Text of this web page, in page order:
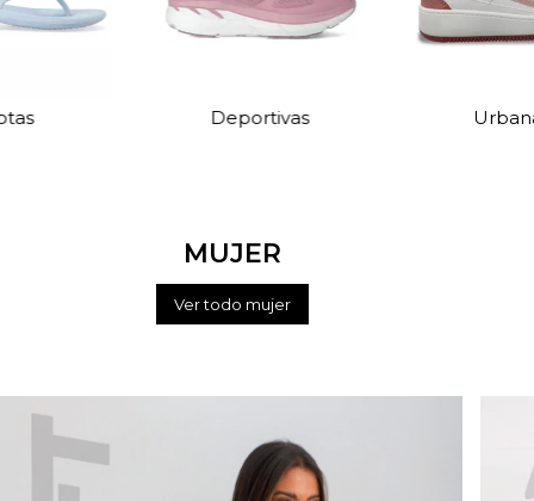
Deportivas
MUJER
Ver todo mujer